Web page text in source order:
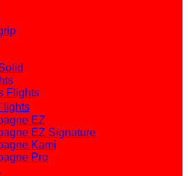
Flights
EZ
EZ Signature
Kami
Pro